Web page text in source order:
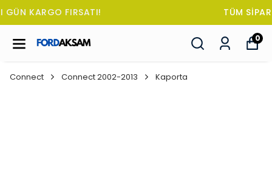
TÜM SİPARİŞLERDE OTO KOKUSU HEDİYE!
0
Connect Connect 2002-2013 Kaporta